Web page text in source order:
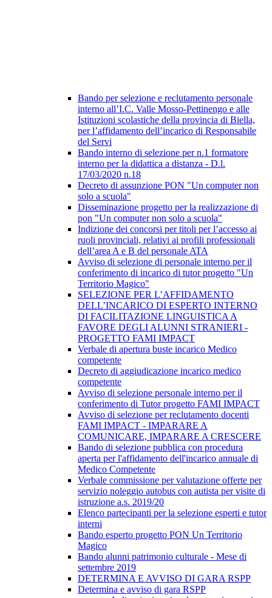
Bando per selezione e reclutamento personale
interno all’I.C. Valle Mosso-Pettinengo e alle
Istituzioni scolastiche della provincia di Biella,
per l’affidamento dell’incarico di Responsabile
del Servi
Bando interno di selezione per n.1 formatore
interno per la didattica a distanza - D.l.
17/03/2020 n.18
Decreto di assunzione PON "Un computer non
solo a scuola"
Disseminazione progetto per la realizzazione di
pon "Un computer non solo a scuola"
Indizione dei concorsi per titoli per l’accesso ai
ruoli provinciali, relativi ai profili professionali
dell’area A e B del personale ATA
Avviso di selezione di personale interno per il
conferimento di incarico di tutor progetto "Un
Territorio Magico"
SELEZIONE PER L’AFFIDAMENTO
DELL’INCARICO DI ESPERTO INTERNO
DI FACILITAZIONE LINGUISTICA A
FAVORE DEGLI ALUNNI STRANIERI -
PROGETTO FAMI IMPACT
Verbale di apertura buste incarico Medico
competente
Decreto di aggiudicazione incarico medico
competente
Avviso di selezione personale interno per il
conferimento di Tutor progetto FAMI IMPACT
Avviso di selezione per reclutamento docenti
FAMI IMPACT - IMPARARE A
COMUNICARE, IMPARARE A CRESCERE
Bando di selezione pubblica con procedura
aperta per l'affidamento dell'incarico annuale di
Medico Competente
Verbale commissione per valutazione offerte per
servizio noleggio autobus con autista per visite di
istruzione a.s. 2019/20
Elenco partecipanti per la selezione esperti e tutor
interni
Bando esperto progetto PON Un Territorio
Magico
Bando alunni patrimonio culturale - Mese di
settembre 2019
DETERMINA E AVVISO DI GARA RSPP
Determina e avviso di gara RSPP